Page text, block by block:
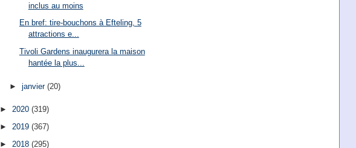
inclus au moins
En bref: tire-bouchons à Efteling, 5
attractions e...
Tivoli Gardens inaugurera la maison
hantée la plus...
► janvier (20)
►2020(319)
► 2019(367)
► 2018(295)